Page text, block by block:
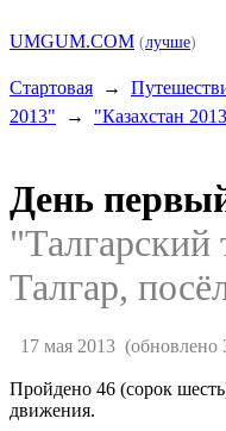
UMGUM.COM (лучше)
Стартовая →
2013" → "Казахстан
День
"Талгарский
Талгар,
17 мая 2013(обновлено
Пройдено 46 (сорок
движения.